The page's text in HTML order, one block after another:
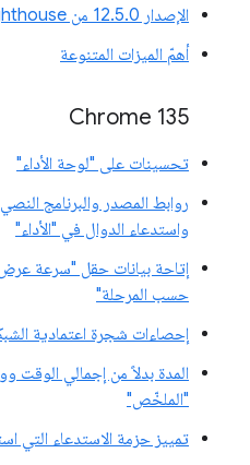
الإصدار 12.5.0 من Lighthouse
أهمّ الميزات المتنوعة
Chrome 135
تحسينات على "لوحة الأداء"
روابط المصدر والبرنامج
واستدعاء الدوال في "الأداء"
حسب المرحلة"
إحصاءات شجرة اعتمادية
المدة بدلاً من إجمالي الوقت
"الملخّص"
تمييز حزمة الاستدعاء التي